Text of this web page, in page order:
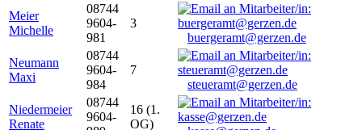
Meier
Michelle
08744
9604-
981
3
buergeramt@gerzen.de
Neumann
Maxi
08744
9604-
984
7
steueramt@gerzen.de
Niedermeier
Renate
08744
9604-
16 (1.
OG)